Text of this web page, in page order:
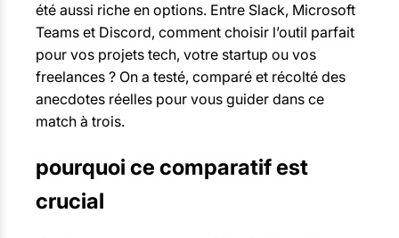
été aussi riche en options. Entre Slack, Microsoft
Teams et Discord, comment choisir l’outil parfait
pour vos projets tech, votre startup ou vos
freelances ? On a testé, comparé et récolté des
anecdotes réelles pour vous guider dans ce
match à trois.
pourquoi ce comparatif est
crucial